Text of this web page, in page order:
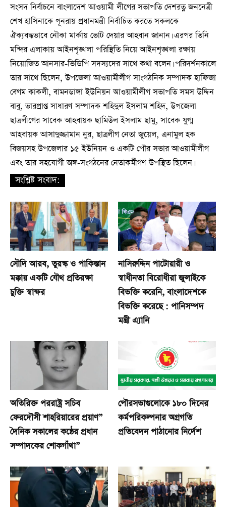
সংসদ নির্বাচনে বাংলাদেশ আওয়ামী লীগের সভাপতি দেশরত্ন জননেত্রী
শেখ হাসিনাকে পূনরায় প্রধানমন্ত্রী নির্বাচিত করতে সকলকে
ঐক্যবদ্ধভাবে নৌকা মার্কায় ভোট দেয়ার আহবান জানান। এরপর তিনি
মন্দির এলাকায় আইনশৃঙ্খলা পরিস্থিতি নিয়ে আইনশৃঙ্খলা রক্ষায়
নিয়োজিত আনসার-ভিডিপি সদস্যদের সাথে কথা বলেন। পরিদর্শনকালে
তার সাথে ছিলেন, উপজেলা আওয়ামীলীগ সাংগঠনিক সম্পাদক হাফিজা
বেগম কাকলী, বামনডাঙ্গা ইউনিয়ন আওয়ামীলীগ সভাপতি সমস উদ্দিন
বাবু, ভারপ্রাপ্ত সাধারণ সম্পাদক শহিদুল ইসলাম শহিদ, উপজেলা
ছাত্রলীগের সাবেক আহবায়ক ছামিউল ইসলাম ছামু, সাবেক যুগ্ম
আহবায়ক আসাদুজ্জামান নুর, ছাত্রলীগ নেতা জুয়েল, এনামুল হক
বিজয়সহ উপজেলার ১৫ ইউনিয়ন ও একটি পৌর সভার আওয়ামীলীগ
এবং তার সহযোগী অঙ্গ-সংগঠনের নেতাকর্মীগণ উপস্থিত ছিলেন।
সংশ্লিষ্ট সংবাদ:
সৌদি আরব, তুরস্ক ও পাকিস্তান
মক্কায় একটি যৌথ প্রতিরক্ষা
চুক্তি স্বাক্ষর
নাসিরুদ্দিন পাটোয়ারী ও
স্বাধীনতা বিরোধীরা জুলাইকে
বিভক্তি করেনি, বাংলাদেশকে
বিভক্তি করেছে : পানিসম্পদ
মন্ত্রী এ্যানি
অতিরিক্ত পররাষ্ট্র সচিব
ফেরদৌসী শাহরিয়ারের প্রয়াণ”
দৈনিক সকালের কন্ঠের প্রধান
সম্পাদকের শোকগাঁথা”
পৌরসভাগুলোকে ১৮০ দিনের
কর্মপরিকল্পনার অগ্রগতি
প্রতিবেদন পাঠানোর নির্দেশ